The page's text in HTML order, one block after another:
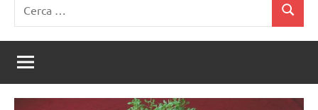
per:
Cerca